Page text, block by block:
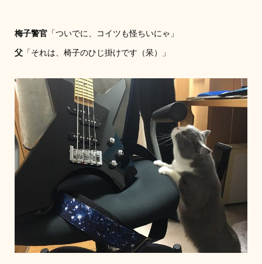
梅子警官「ついでに、コイツも怪ちいにゃ」
父「それは、椅子のひじ掛けです（呆）」